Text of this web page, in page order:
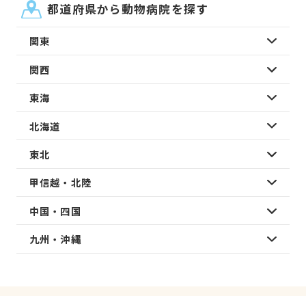
都道府県から動物病院を探す
関東
関西
東海
北海道
東北
甲信越・北陸
中国・四国
九州・沖縄